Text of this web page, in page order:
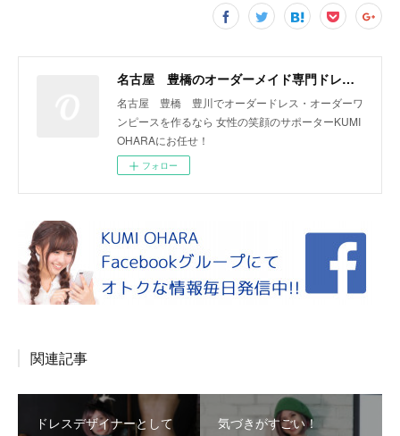
名古屋 豊橋のオーダーメイド専門ドレスデザイナー KUMI OHARA
名古屋 豊橋 豊川でオーダードレス・オーダーワ
ンピースを作るなら 女性の笑顔のサポーターKUMI
OHARAにお任せ！
フォロー
関連記事
ドレスデザイナーとして 気づきがすごい！